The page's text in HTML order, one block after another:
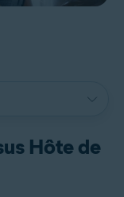
Hôte de